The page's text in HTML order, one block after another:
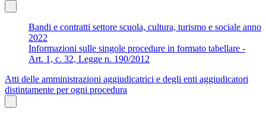
Bandi e contratti settore scuola, cultura, turismo e sociale anno
2022
Informazioni sulle singole procedure in formato tabellare -
Art. 1, c. 32, Legge n. 190/2012
Atti delle amministrazioni aggiudicatrici e degli enti aggiudicatori
distintamente per ogni procedura